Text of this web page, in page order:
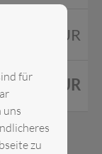
22,00 EUR
26,18 EUR
für
uns
zu